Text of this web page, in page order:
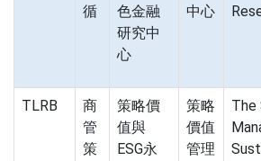
循
色金融
研究中
心
中心
TLRB
商
管
策
策略價
值與
ESG永
策略
價值
管理
The